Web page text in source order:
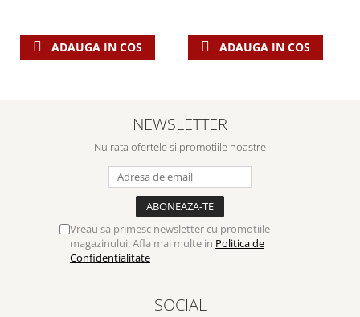
ADAUGA IN COS ADAUGA IN COS
NEWSLETTER
Nu rata ofertele si promotiile noastre
Vreau sa primesc newsletter cu promotiile
magazinului. Afla mai multe in Politica de
Confidentialitate
SOCIAL